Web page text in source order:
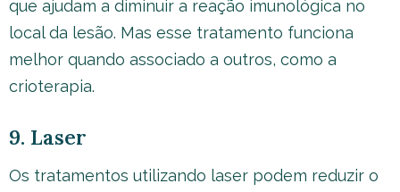
que ajudam a diminuir a reação imunológica no
local da lesão. Mas esse tratamento funciona
melhor quando associado a outros, como a
crioterapia.
9. Laser
Os tratamentos utilizando laser podem reduzir o